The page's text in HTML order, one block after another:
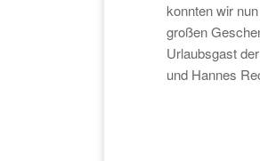
konnten wir
großen
Urlaubsgast
und Hannes